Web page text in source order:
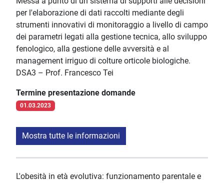
per l'elaborazione di dati raccolti mediante degli
strumenti innovativi di monitoraggio a livello di campo
dei parametri legati alla gestione tecnica, allo sviluppo
fenologico, alla gestione delle avversità e al
management irriguo di colture orticole biologiche.
DSA3 – Prof. Francesco Tei
Termine presentazione domande
01.03.2023
Mostra tutte le informazioni
L'obesità in età evolutiva: funzionamento parentale e